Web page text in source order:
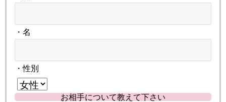
・名
・性別
お相手について教えて下さい